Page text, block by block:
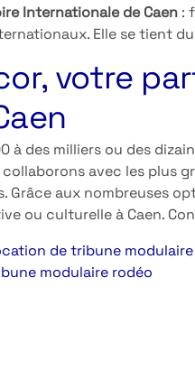
Internationale de Caen :
Elle se tient
votre
à des milliers ou des
collaborons avec les plus
Grâce aux nombreuses
ou culturelle à Caen.
de tribune
modulaire rodéo